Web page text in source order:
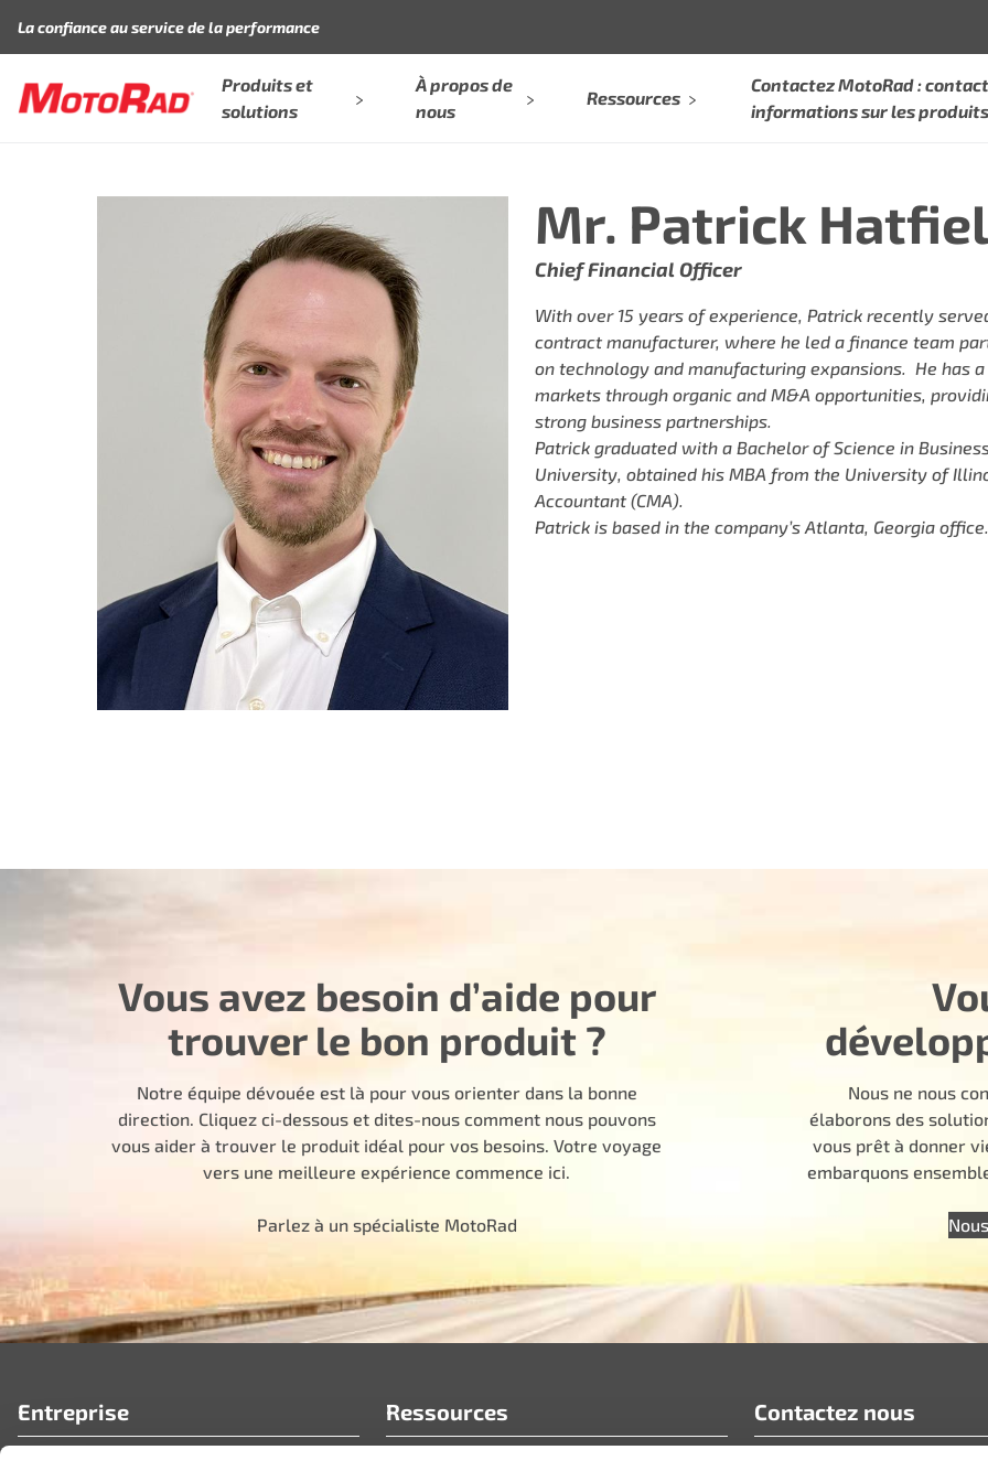
La confiance au service de la performance
Produits et
solutions
À propos de
nous
Ressources
Contactez MotoRad :
informations sur les
Mr. Patrick
Chief Financial Officer
With over 15 years of experience, Patrick recently
contract manufacturer, where he led a finance team
on technology and manufacturing expansions. He has
markets through organic and M&A opportunities,
strong business partnerships.
Patrick graduated with a Bachelor of Science in
University, obtained his MBA from the University of
Accountant (CMA).
Patrick is based in the company’s Atlanta, Georgia
Vous avez besoin d’aide pour
trouver le bon produit ?
Notre équipe dévouée est là pour vous orienter dans la bonne
direction. Cliquez ci-dessous et dites-nous comment nous pouvons
vous aider à trouver le produit idéal pour vos besoins. Votre voyage
vers une meilleure expérience commence ici.
Parlez à un spécialiste MotoRad
Nous ne nous
élaborons des
vous prêt à donner
embarquons
Entreprise Ressources Contactez nous